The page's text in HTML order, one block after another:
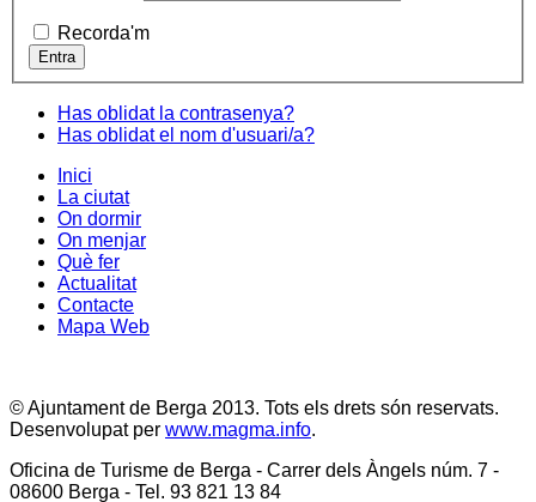
Recorda'm
Has oblidat la contrasenya?
Has oblidat el nom d'usuari/a?
Inici
La ciutat
On dormir
On menjar
Què fer
Actualitat
Contacte
Mapa Web
© Ajuntament de Berga 2013. Tots els drets són reservats.
Desenvolupat per www.magma.info.
Oficina de Turisme de Berga - Carrer dels Àngels núm. 7 -
08600 Berga - Tel. 93 821 13 84